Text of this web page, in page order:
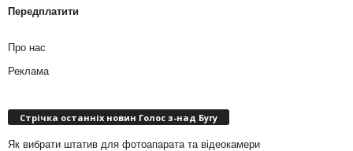
Передплатити
Про нас
Реклама
Стрічка останніх новин Голос з-над Бугу
Як вибрати штатив для фотоапарата та відеокамери